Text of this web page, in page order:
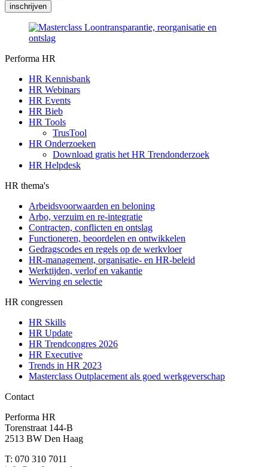
inschrijven
Performa HR
HR Kennisbank
HR Webinars
HR Events
HR Bieb
HR Tools
TrusTool
HR Onderzoeken
Download gratis het HR Trendonderzoek
HR Helpdesk
HR thema's
Arbeidsvoorwaarden en beloning
Arbo, verzuim en re-integratie
Contracten, conflicten en ontslag
Functioneren, beoordelen en ontwikkelen
Gedragscodes en regels op de werkvloer
HR-management, organisatie- en HR-beleid
Werktijden, verlof en vakantie
Werving en selectie
HR congressen
HR Skills
HR Update
HR Trendcongres 2026
HR Executive
Trends in HR 2023
Masterclass Outplacement als goed werkgeverschap
Contact
Performa HR
Torenstraat 144-B
2513 BW Den Haag
T: 070 310 7011